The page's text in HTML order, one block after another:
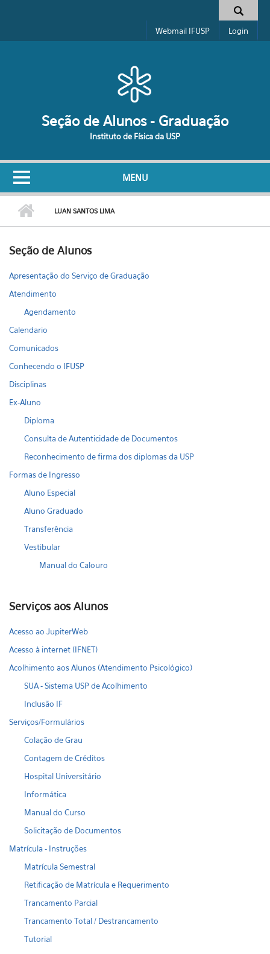
Formulário de busca
Webmail IFUSP Login
Seção de Alunos - Graduação
Instituto de Física da USP
MENU
LUAN SANTOS LIMA
Seção de Alunos
Apresentação do Serviço de Graduação
Atendimento
Agendamento
Calendario
Comunicados
Conhecendo o IFUSP
Disciplinas
Ex-Aluno
Diploma
Consulta de Autenticidade de Documentos
Reconhecimento de firma dos diplomas da USP
Formas de Ingresso
Aluno Especial
Aluno Graduado
Transferência
Vestibular
Manual do Calouro
Serviços aos Alunos
Acesso ao JupiterWeb
Acesso à internet (IFNET)
Acolhimento aos Alunos (Atendimento Psicológico)
SUA - Sistema USP de Acolhimento
Inclusão IF
Serviços/Formulários
Colação de Grau
Contagem de Créditos
Hospital Universitário
Informática
Manual do Curso
Solicitação de Documentos
Matrícula - Instruções
Matrícula Semestral
Retificação de Matrícula e Requerimento
Trancamento Parcial
Trancamento Total / Destrancamento
Tutorial